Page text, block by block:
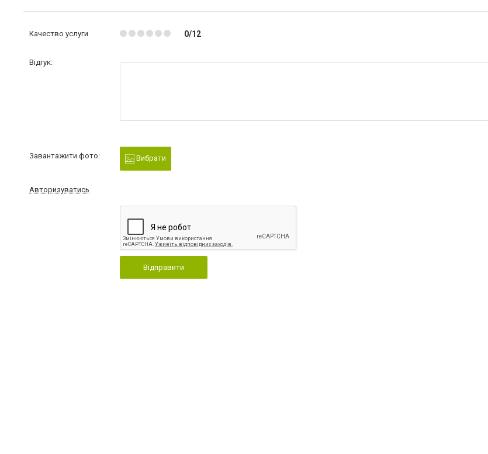
Качество услуги 0/12
Відгук:
Завантажити фото: Вибрати
Авторизуватись
Відправити